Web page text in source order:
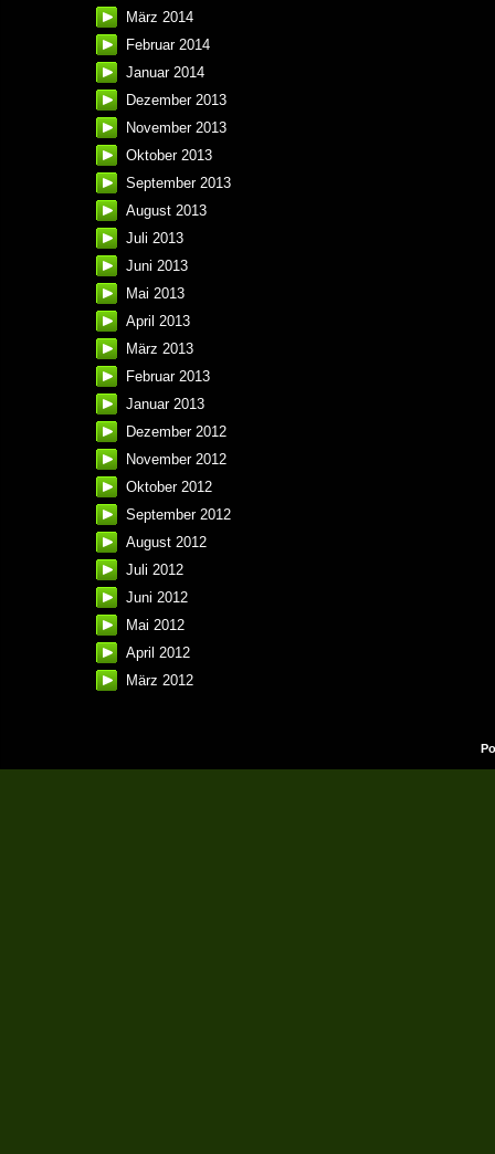
März 2014
Februar 2014
Januar 2014
Dezember 2013
November 2013
Oktober 2013
September 2013
August 2013
Juli 2013
Juni 2013
Mai 2013
April 2013
März 2013
Februar 2013
Januar 2013
Dezember 2012
November 2012
Oktober 2012
September 2012
August 2012
Juli 2012
Juni 2012
Mai 2012
April 2012
März 2012